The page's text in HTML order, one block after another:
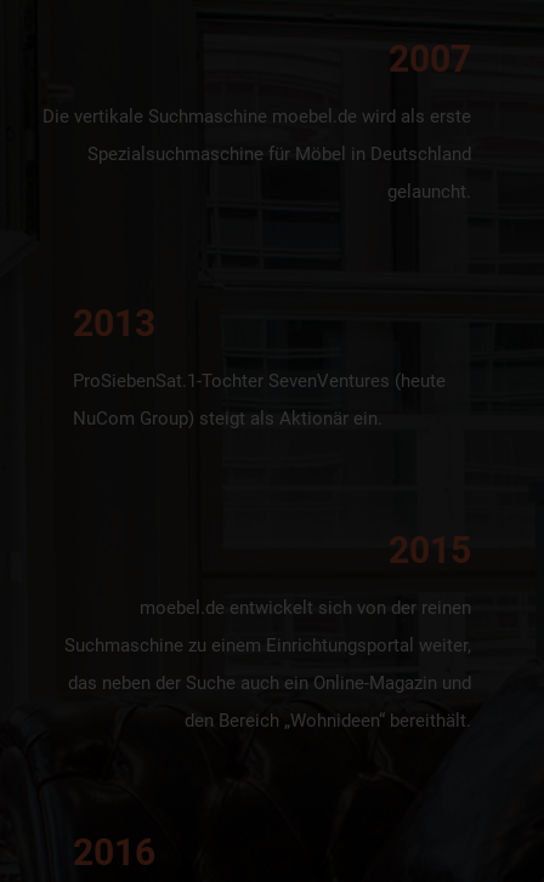
2007
Die vertikale Suchmaschine moebel.de wird als erste
Spezialsuchmaschine für Möbel in Deutschland
gelauncht.
2013
ProSiebenSat.1-Tochter SevenVentures (heute
NuCom Group) steigt als Aktionär ein.
2015
moebel.de entwickelt sich von der reinen
Suchmaschine zu einem Einrichtungsportal weiter,
das neben der Suche auch ein Online-Magazin und
den Bereich „Wohnideen“ bereithält.
2016